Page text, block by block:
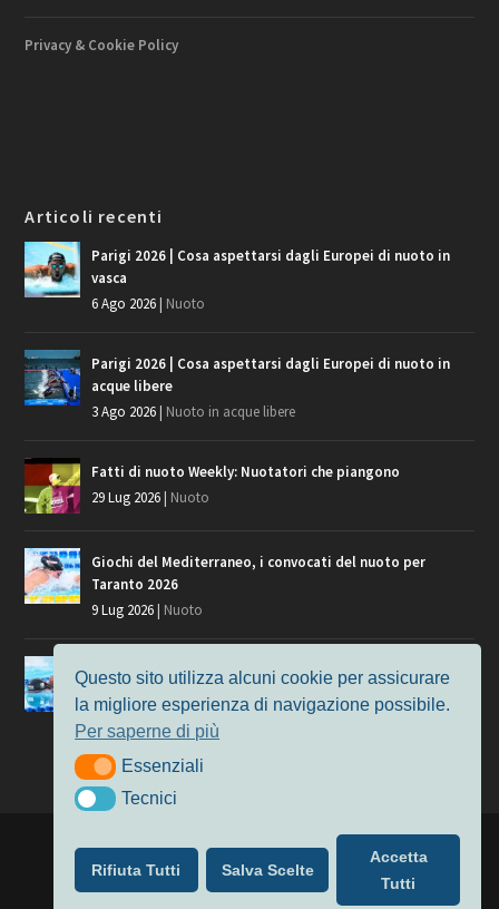
Privacy & Cookie Policy
Articoli recenti
Parigi 2026 | Cosa aspettarsi dagli Europei di nuoto in
vasca
6 Ago 2026 Nuoto
Parigi 2026 | Cosa aspettarsi dagli Europei di nuoto in
acque libere
3 Ago 2026 Nuoto in acque libere
Fatti di nuoto Weekly: Nuotatori che piangono
29 Lug 2026 Nuoto
Giochi del Mediterraneo, i convocati del nuoto per
Taranto 2026
9 Lug 2026 Nuoto
Europei di Nuoto Parigi 2026: fra veterani e giovani, chi
manca?
7 Lug 2026
Nuoto
| Alimentato da
Nuoto
MasterS Podcast Il Nuoto in Cifre
Privacy & Cookie Policy
Questo sito utilizza alcuni cookie per assicurare
la migliore esperienza di navigazione possibile.
Per saperne di più
EssenzialiEssenziali
TecniciTecnici
Rifiuta Tutti Salva Scelte
Accetta
Tutti